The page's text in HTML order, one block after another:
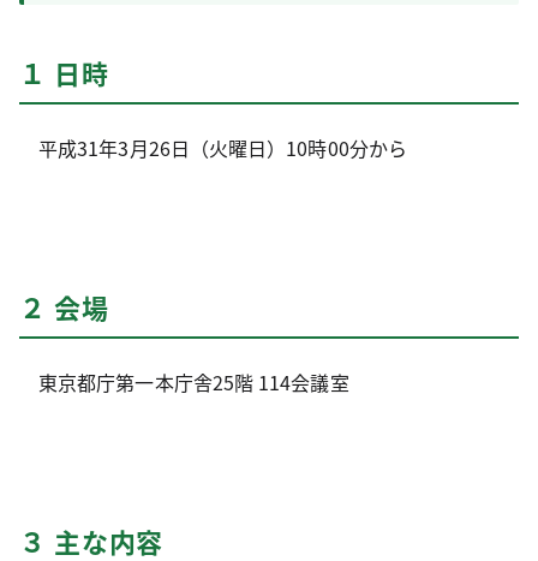
１ 日時
平成31年3月26日（火曜日）10時00分から
２ 会場
東京都庁第一本庁舎25階 114会議室
３ 主な内容